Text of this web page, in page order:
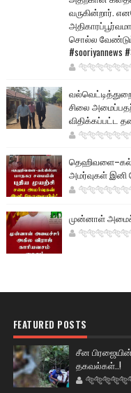
வருகின்றார்.
சொல்ல வேண்டும்
#sooriyannews
சிலை
விதிக்கப்பட்ட
அமர்வுகள் இனி
முன்னாள்
FEATURED POSTS
சீன
தகவல்கள்..!